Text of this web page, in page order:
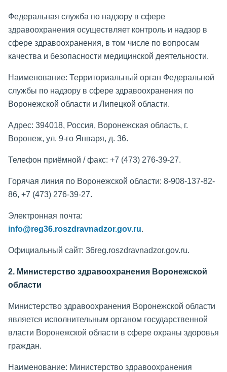
Федеральная служба по надзору в сфере
здравоохранения осуществляет контроль и надзор в
сфере здравоохранения, в том числе по вопросам
качества и безопасности медицинской деятельности.
Наименование: Территориальный орган Федеральной
службы по надзору в сфере здравоохранения по
Воронежской области и Липецкой области.
Адрес: 394018, Россия, Воронежская область, г.
Воронеж, ул. 9-го Января, д. 36.
Телефон приёмной / факс: +7 (473) 276-39-27.
Горячая линия по Воронежской области: 8-908-137-82-
86, +7 (473) 276-39-27.
Электронная почта:
info@reg36.roszdravnadzor.gov.ru.
Официальный сайт: 36reg.roszdravnadzor.gov.ru.
2. Министерство здравоохранения Воронежской
области
Министерство здравоохранения Воронежской области
является исполнительным органом государственной
власти Воронежской области в сфере охраны здоровья
граждан.
Наименование: Министерство здравоохранения